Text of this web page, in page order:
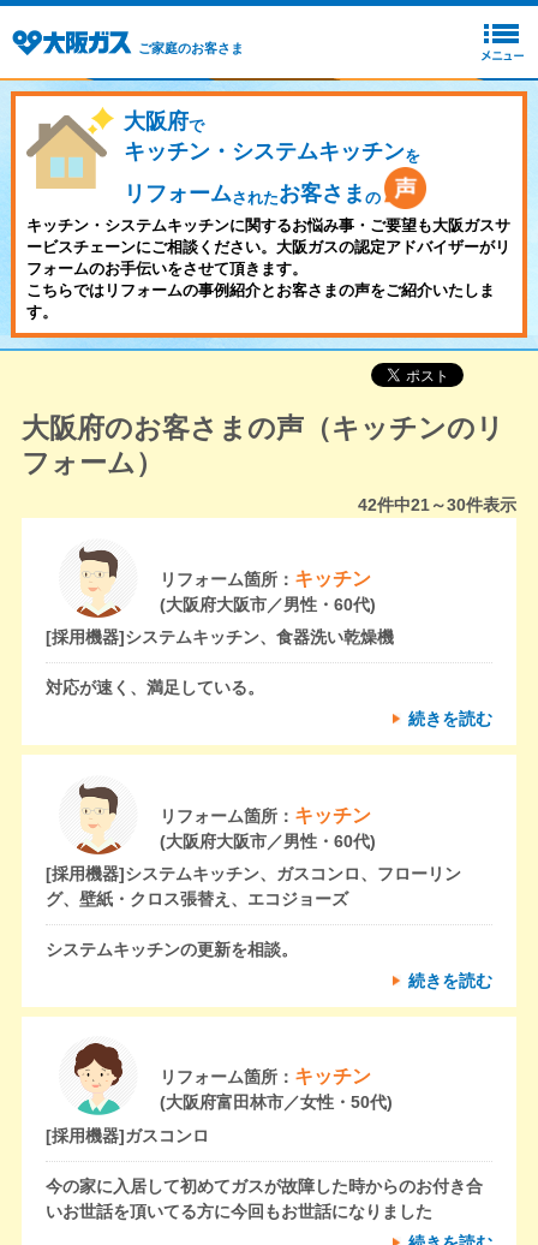
ご家庭のお客さま
大阪府で
キッチン・システムキッチンを
リフォームされたお客さま の
キッチン・システムキッチンに関するお悩み事・ご要望も大阪ガスサ
ービスチェーンにご相談ください。大阪ガスの認定アドバイザーがリ
フォームのお手伝いをさせて頂きます。
こちらではリフォームの事例紹介とお客さまの声をご紹介いたしま
す。
大阪府のお客さまの声（キッチンのリ
フォーム）
42件中21～30件表示
リフォーム箇所： キッチン
(大阪府大阪市／男性・60代)
[採用機器]システムキッチン、食器洗い乾燥機
対応が速く、満足している。
続きを読む
リフォーム箇所： キッチン
(大阪府大阪市／男性・60代)
[採用機器]システムキッチン、ガスコンロ、フローリン
グ、壁紙・クロス張替え、エコジョーズ
システムキッチンの更新を相談。
続きを読む
リフォーム箇所： キッチン
(大阪府富田林市／女性・50代)
[採用機器]ガスコンロ
今の家に入居して初めてガスが故障した時からのお付き合
いお世話を頂いてる方に今回もお世話になりました